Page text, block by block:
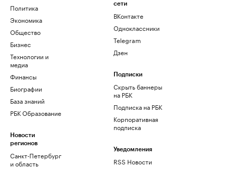
Политика
Экономика
Общество
Бизнес
Технологии и
медиа
Финансы
Биографии
База знаний
РБК Образование
Новости
регионов
Санкт-Петербург
и область
сети
ВКонтакте
Одноклассники
Telegram
Дзен
Подписки
Скрыть баннеры
на РБК
Подписка на РБК
Корпоративная
подписка
Уведомления
RSS Новости